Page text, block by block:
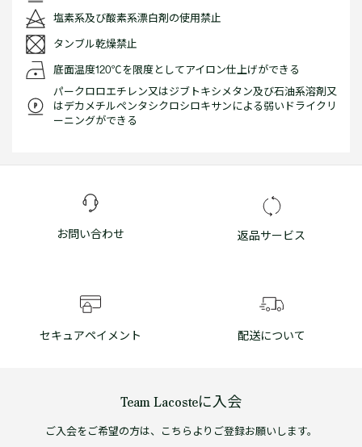
塩素系及び酸素系漂白剤の使用禁止
タンブル乾燥禁止
底面温度120℃を限度としてアイロン仕上げができる
パークロロエチレン又はジブトキシメタン及び石油系溶剤又
はデカメチルペンタシクロシロキサンによる弱いドライクリ
ーニングができる
お問い合わせ 返品サービス
セキュアペイメント 配送について
Team Lacosteに入会
ご入会をご希望の方は、こちらよりご登録お願いします。